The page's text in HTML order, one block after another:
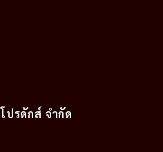
ปรดักส์ จำกัด